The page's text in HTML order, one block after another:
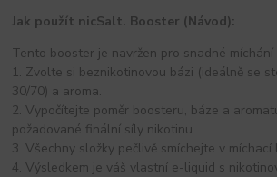
Jak použít nicSalt. Booster (Návod):
Tento booster je navržen pro snadné
1. Zvolte si beznikotinovou bázi (ideálně se
30/70) a aroma.
2. Vypočítejte poměr boosteru, báze a
požadované finální síly nikotinu.
3. Všechny složky pečlivě smíchejte v míchací
4. Výsledkem je váš vlastní e-liquid s